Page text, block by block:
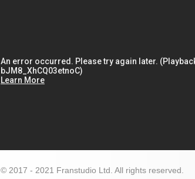
© 2017 - 2021 Franstudio Ltd. All rights reserved.